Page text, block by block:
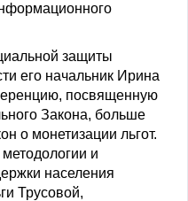
защиты
его начальник Ирина
посвященную
Закона, больше
о монетизации льгот.
и
населения
Трусовой,